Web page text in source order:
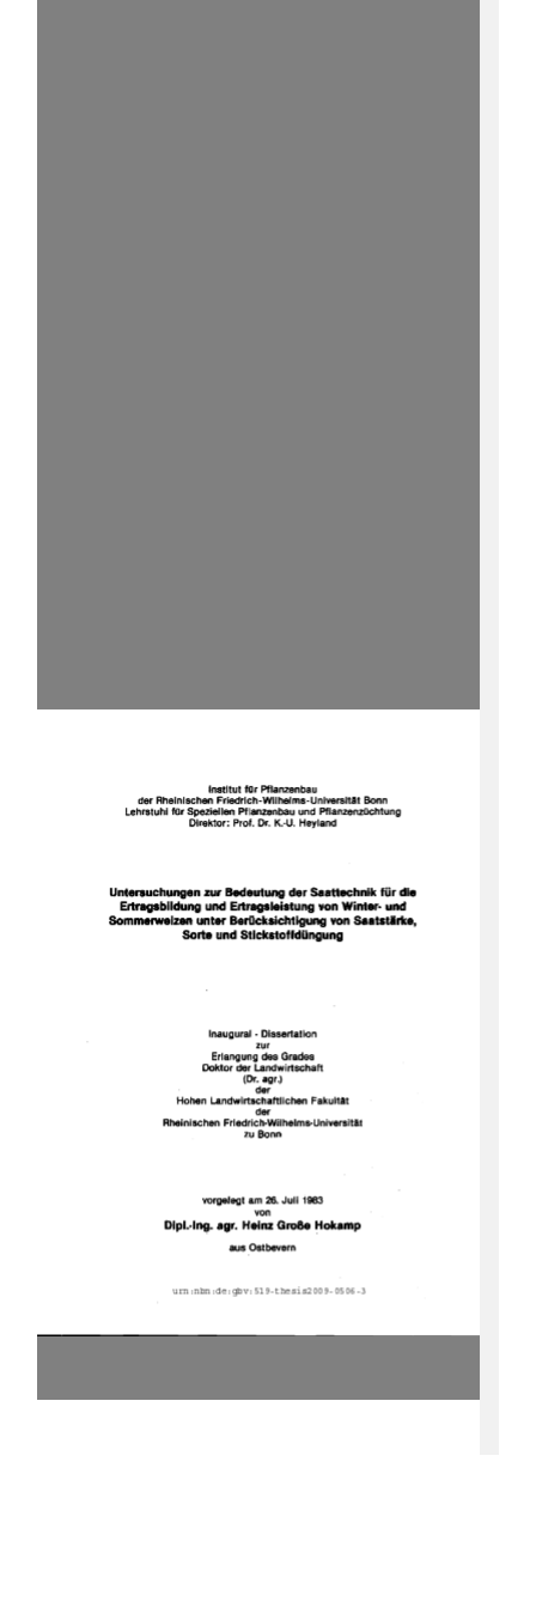
urn:nbn:de:gbv:519-thesis2009-0506-3